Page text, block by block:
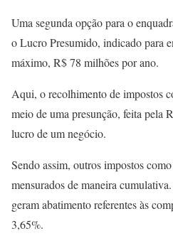
Uma segunda opção para o
o Lucro Presumido, indicado para
máximo, R$ 78 milhões por ano.
Aqui, o recolhimento de impostos
meio de uma presunção, feita pela
lucro de um negócio.
Sendo assim, outros impostos
mensurados de maneira
geram abatimento referentes às
3,65%.